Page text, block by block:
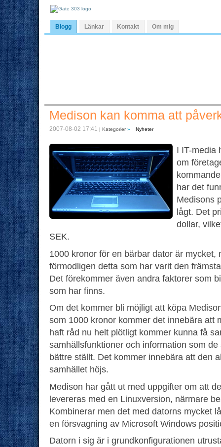
Blogg Länkar Kontakt Om mig
Medison kan komma att
2007-08-02 17:41 | Kategorier» Nyheter
I IT-media
om
har det
Medisons
lågt. Det
dollar,
SEK.
1000 kronor för en bärbar dator är mycket,
förmodligen detta som har varit den
Det förekommer även andra faktorer som
som har finns.
Om det kommer bli möjligt att köpa
som 1000 kronor kommer det innebära att
haft råd nu helt plötligt kommer kunna få
samhällsfunktioner och information som
bättre ställt. Det kommer innebära att den
samhället höjs.
Medison har gått ut med uppgifter om att
levereras med en Linuxversion, närmare
Kombinerar men det med datorns mycket
en försvagning av Microsoft Windows
Datorn i sig är i grundkonfigurationen